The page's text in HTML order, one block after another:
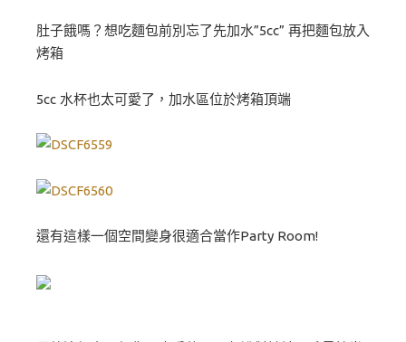
肚子餓嗎？想吃麵包前別忘了先加水”5cc” 再把麵包放入
烤箱
5cc 水杯也太可愛了，加水區位於烤箱頂端
還有這樣一個空間變身很適合當作Party Room!